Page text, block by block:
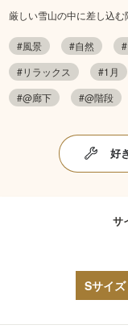
厳しい雪山の中に差し込む
#風景 #自然
#リラックス
#1月
#@廊下
#@階段
好
サ
Sサイズ